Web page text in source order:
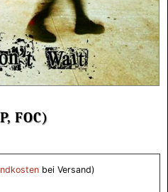
bei Versand)
FOC)